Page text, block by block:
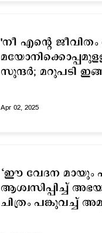
'നീ എന്‍റെ
സുന്ദര്‍; മറുപടി
Apr 02, 2025
‘ഈ വേദന മായും
ആശ്വസിപ്പിച്ച്
ചിത്രം പങ്കുവച്ച്